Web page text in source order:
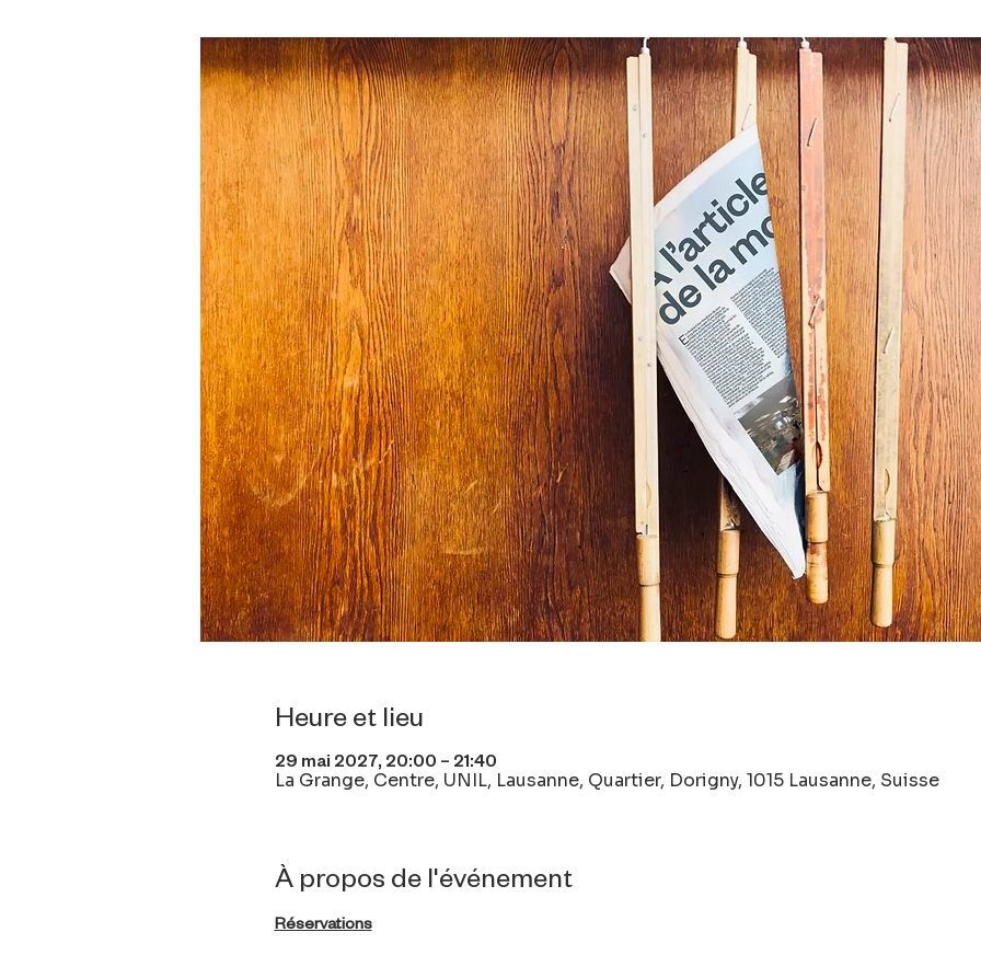
Heure et lieu
29 mai 2027, 20:00 – 21:40
La Grange, Centre, UNIL, Lausanne, Quartier, Dorigny, 1015 Lausanne, Suisse
À propos de l'événement
Réservations